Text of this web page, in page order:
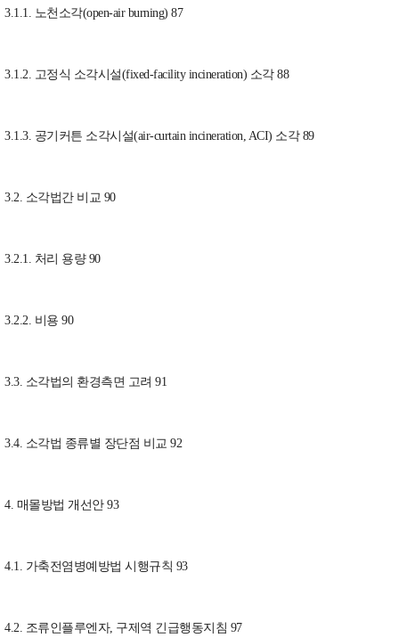
3.1.1. 노천소각(open-air burning) 87
3.1.2. 고정식 소각시설(fixed-facility incineration) 소각 88
3.1.3. 공기커튼 소각시설(air-curtain incineration, ACI) 소각 89
3.2. 소각법간 비교 90
3.2.1. 처리 용량 90
3.2.2. 비용 90
3.3. 소각법의 환경측면 고려 91
3.4. 소각법 종류별 장단점 비교 92
4. 매몰방법 개선안 93
4.1. 가축전염병예방법 시행규칙 93
4.2. 조류인플루엔자, 구제역 긴급행동지침 97